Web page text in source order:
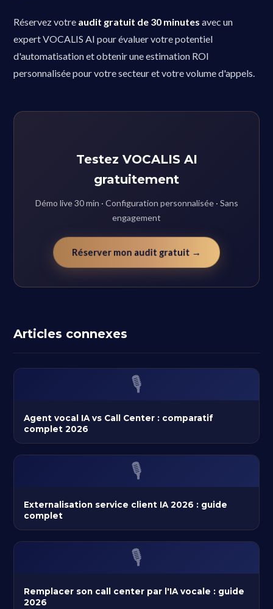
Réservez votre audit gratuit de 30 minutes avec un
expert VOCALIS AI pour évaluer votre potentiel
d'automatisation et obtenir une estimation ROI
personnalisée pour votre secteur et votre volume d'appels.
Testez VOCALIS AI
gratuitement
Démo live 30 min · Configuration personnalisée · Sans
engagement
Réserver mon audit gratuit →
Articles connexes
🎙️
Agent vocal IA vs Call Center : comparatif
complet 2026
🎙️
Externalisation service client IA 2026 : guide
complet
🎙️
Remplacer son call center par l'IA vocale : guide
2026